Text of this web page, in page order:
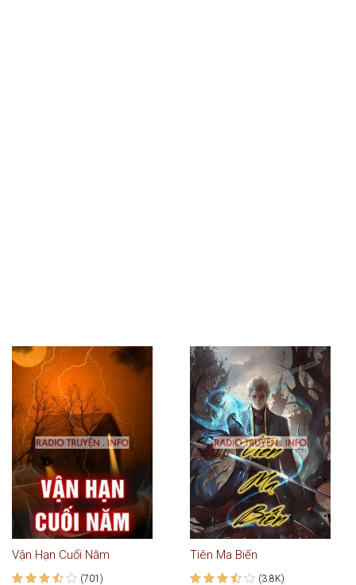
Vận Hạn Cuối Năm
(701)
Tiên Ma Biến
(3.8K)